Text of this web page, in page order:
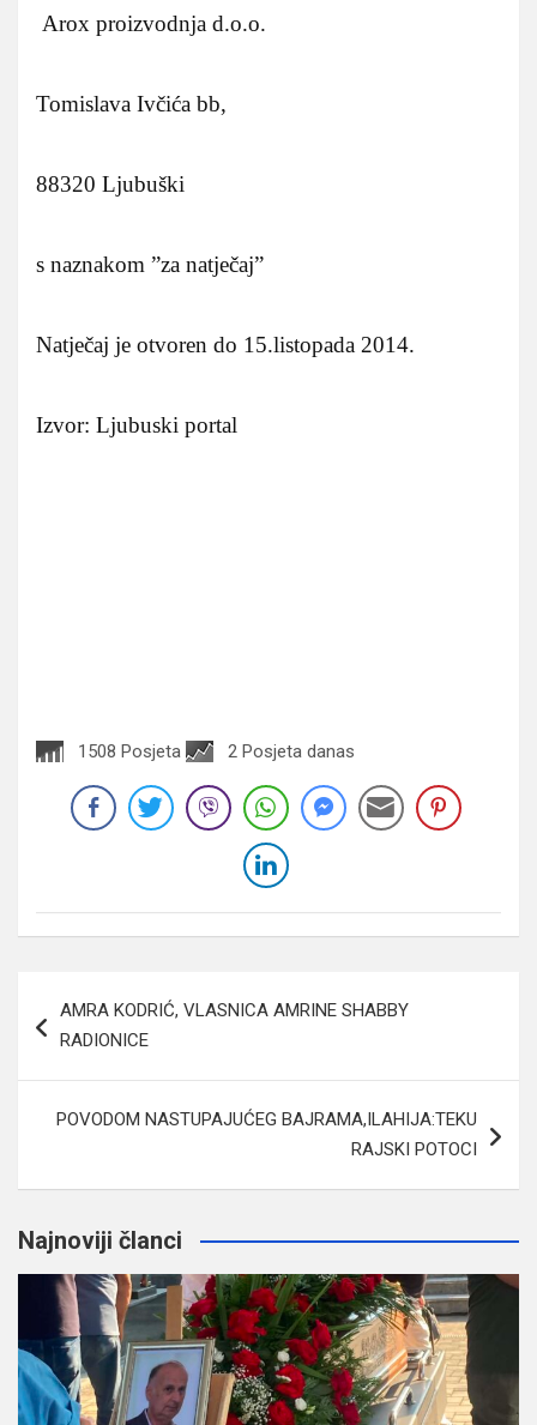
Arox proizvodnja d.o.o.
Tomislava Ivčića bb,
88320 Ljubuški
s naznakom ”za natječaj”
Natječaj je otvoren do 15.listopada 2014.
Izvor: Ljubuski portal
1508 Posjeta 2 Posjeta danas
članaka
AMRA KODRIĆ, VLASNICA AMRINE SHABBY
RADIONICE
POVODOM NASTUPAJUĆEG BAJRAMA,ILAHIJA:TEKU
RAJSKI POTOCI
Najnoviji članci